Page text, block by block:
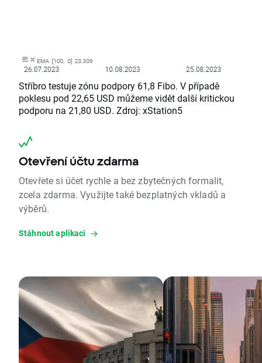
Stříbro testuje zónu podpory 61,8 Fibo. V případě
poklesu pod 22,65 USD můžeme vidět další kritickou
podporu na 21,80 USD. Zdroj: xStation5
Otevření účtu zdarma
Otevřete si účet rychle a bez zbytečných formalit,
zcela zdarma. Využijte také bezplatných vkladů a
výběrů.
Stáhnout aplikaci